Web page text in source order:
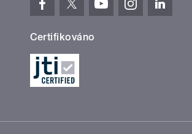
Certifikováno